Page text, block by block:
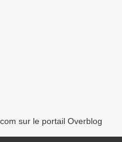
sur le portail Overblog